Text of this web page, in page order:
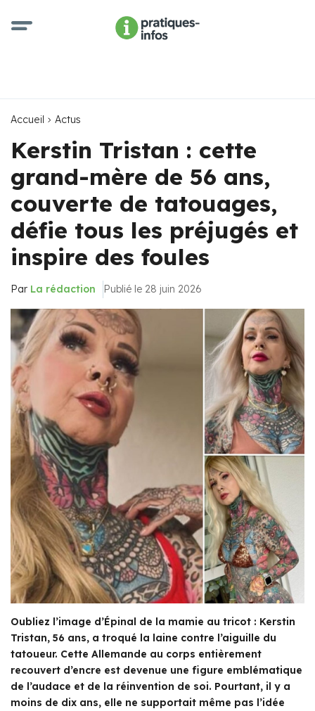
Accueil Actus
Kerstin Tristan : cette
grand-mère de 56 ans,
couverte de tatouages,
défie tous les préjugés et
inspire des foules
Par La rédaction Publié le 28 juin 2026
Oubliez l’image d’Épinal de la mamie au tricot : Kerstin
Tristan, 56 ans, a troqué la laine contre l’aiguille du
tatoueur. Cette Allemande au corps entièrement
recouvert d’encre est devenue une figure emblématique
de l’audace et de la réinvention de soi. Pourtant, il y a
moins de dix ans, elle ne supportait même pas l’idée